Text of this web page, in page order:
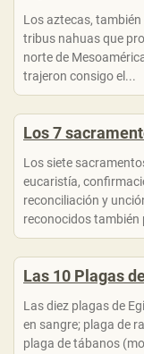
Los aztecas,
tribus nahuas que
norte de
trajeron consigo el...
Los 7
Los siete
eucaristía,
reconciliación y
reconocidos también
Las 10 Plagas
Las diez plagas de
en sangre; plaga de
plaga de tábanos